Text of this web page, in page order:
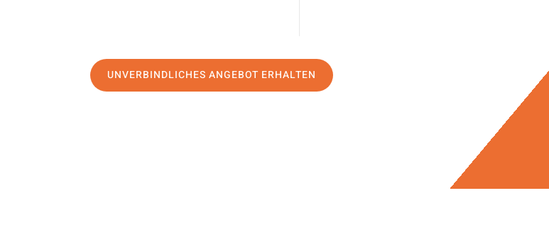
UNVERBINDLICHES ANGEBOT ERHALTEN